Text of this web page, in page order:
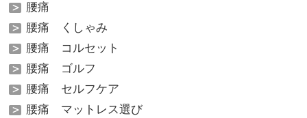
腰痛
腰痛 くしゃみ
腰痛 コルセット
腰痛 ゴルフ
腰痛 セルフケア
腰痛 マットレス選び